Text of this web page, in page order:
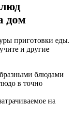
дом
приготовки еды.
и другие
блюдами
в точно
на